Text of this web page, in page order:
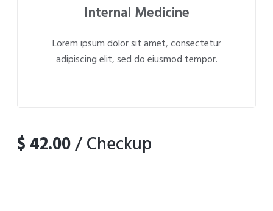
Internal Medicine
Lorem ipsum dolor sit amet, consectetur
adipiscing elit, sed do eiusmod tempor.
$ 42.00/ Checkup